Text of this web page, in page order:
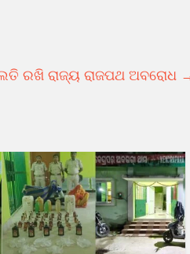
ରଖି ରାଜ୍ୟ ରାଜପଥ ଅବରୋଧ